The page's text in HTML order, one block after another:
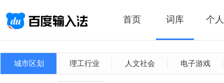
首页 词库 个
城市区划 理工行业 人文社会 电子游戏